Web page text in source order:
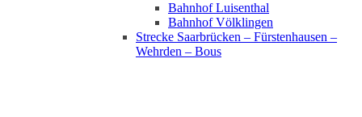
Bahnhof Luisenthal
Bahnhof Völklingen
Strecke Saarbrücken – Fürstenhausen –
Wehrden – Bous